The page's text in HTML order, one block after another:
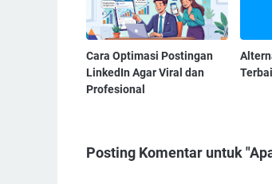
Cara Optimasi Postingan
LinkedIn Agar Viral dan
Profesional
Posting Komentar untuk